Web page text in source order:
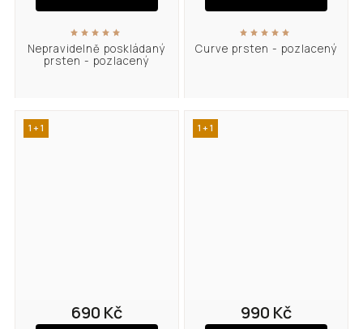
Nepravidelně poskládaný
prsten - pozlacený
Curve prsten - pozlacený
1 + 1
690 Kč
1 + 1
990 Kč